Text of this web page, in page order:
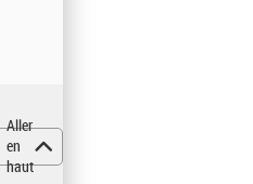
Aller
en
haut